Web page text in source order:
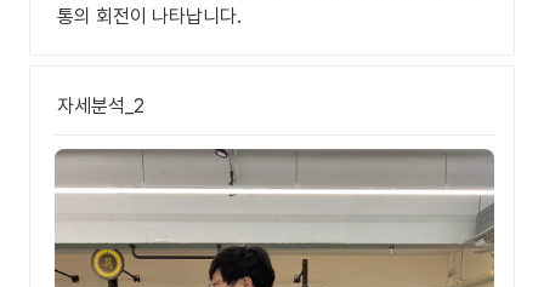
통의 회전이 나타납니다.
자세분석_2